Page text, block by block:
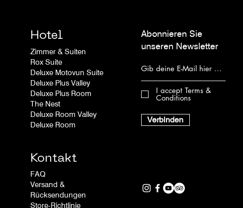
Hotel
Zimmer & Suiten
Rox Suite
Deluxe Motovun Suite
Deluxe Plus Valley
Deluxe Plus Room
The Nest
Deluxe Room Valley
Deluxe Room
Kontakt
FAQ
Versand &
Rücksendungen
Store-Richtlinie
Abonnieren Sie
unseren Newsletter
I accept Terms &
Conditions
Verbinden